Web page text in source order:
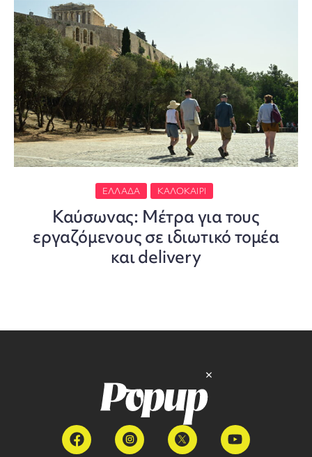
ΕΛΛΆΔΑ ΚΑΛΟΚΑΊΡΙ
Καύσωνας: Mέτρα για τους
εργαζόμενους σε ιδιωτικό τομέα
και delivery